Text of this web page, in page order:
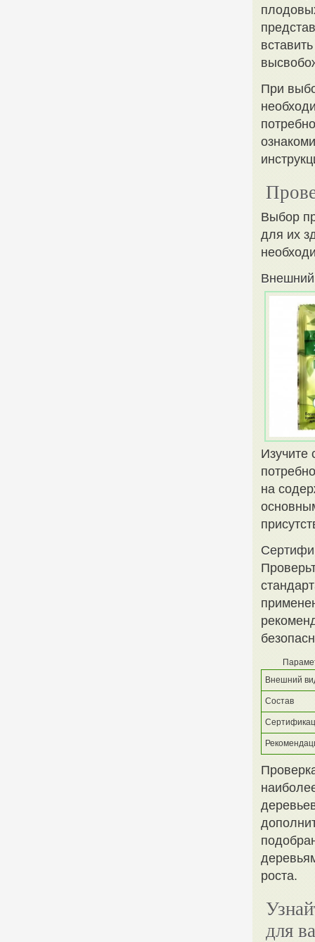
При
Выбор
для их
Изучите
на
Внешний
Состав
роста.
для